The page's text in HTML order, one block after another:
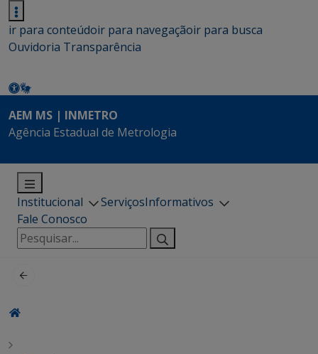
ir para conteúdoir para navegaçãoir para busca
Ouvidoria Transparência
AEM MS | INMETRO
Agência Estadual de Metrologia
Institucional ServiçosInformativos
Fale Conosco
Pesquisar
por: